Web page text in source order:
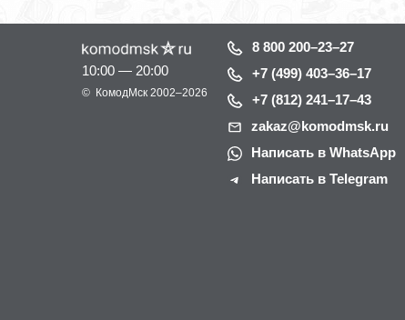
10:00 — 20:00
© КомодМск 2002–2026
8 800 200–23–27
+7 (499) 403–36–17
+7 (812) 241–17–43
zakaz@komodmsk.ru
Написать в WhatsApp
Написать в Telegram